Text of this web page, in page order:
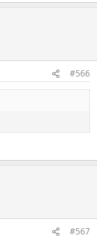
#566
#567